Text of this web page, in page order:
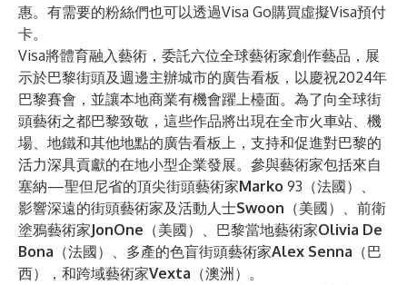
惠。有需要的粉絲們也可以透過Visa Go購買虛擬Visa預付
卡。
Visa將體育融入藝術，委託六位全球藝術家創作藝品，展
示於巴黎街頭及週邊主辦城市的廣告看板，以慶祝2024年
巴黎賽會，並讓本地商業有機會躍上檯面。為了向全球街
頭藝術之都巴黎致敬，這些作品將出現在全市火車站、機
場、地鐵和其他地點的廣告看板上，支持和促進對巴黎的
活力深具貢獻的在地小型企業發展。參與藝術家包括來自
塞納—聖但尼省的頂尖街頭藝術家Marko 93（法國）、
影響深遠的街頭藝術家及活動人士Swoon （美國）、前衛
塗鴉藝術家JonOne （美國）、巴黎當地藝術家Olivia De
Bona （法國）、多產的色盲街頭藝術家Alex Senna （巴
西），和跨域藝術家Vexta （澳洲）。